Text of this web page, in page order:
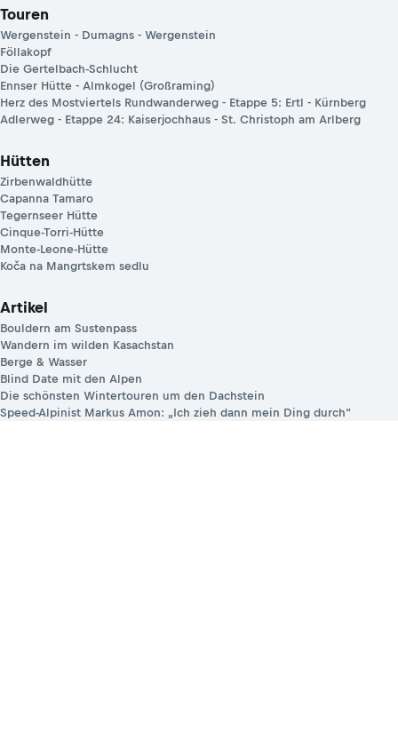
Touren
Wergenstein - Dumagns - Wergenstein
Föllakopf
Die Gertelbach-Schlucht
Ennser Hütte - Almkogel (Großraming)
Herz des Mostviertels Rundwanderweg - Etappe 5: Ertl - Kürnberg
Adlerweg - Etappe 24: Kaiserjochhaus - St. Christoph am Arlberg
Hütten
Zirbenwaldhütte
Capanna Tamaro
Tegernseer Hütte
Cinque-Torri-Hütte
Monte-Leone-Hütte
Koča na Mangrtskem sedlu
Artikel
Bouldern am Sustenpass
Wandern im wilden Kasachstan
Berge & Wasser
Blind Date mit den Alpen
Die schönsten Wintertouren um den Dachstein
Speed-Alpinist Markus Amon: „Ich zieh dann mein Ding durch“